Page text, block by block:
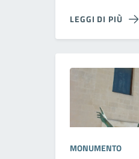
LEGGI DI PIÙ
MONUMENTO